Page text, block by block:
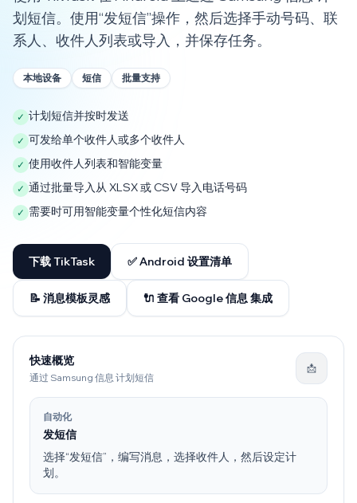
划短信。使用“发短信”操作，然后选择手动号码、联
系人、收件人列表或导入，并保存任务。
本地设备 短信 批量支持
✓ 计划短信并按时发送
✓ 可发给单个收件人或多个收件人
✓ 使用收件人列表和智能变量
✓ 通过批量导入从 XLSX 或 CSV 导入电话号码
✓ 需要时可用智能变量个性化短信内容
下载 TikTask ✅ Android 设置清单
📝 消息模板灵感 🔌 查看 Google 信息 集成
快速概览
通过 Samsung 信息 计划短信
📩
自动化
发短信
选择“发短信”，编写消息，选择收件人，然后设定计
划。